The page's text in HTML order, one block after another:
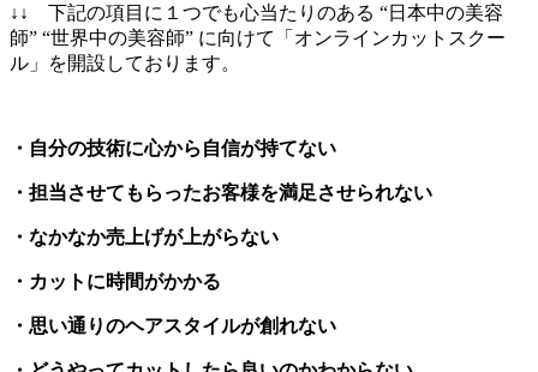
↓↓ 下記の項目に１つでも心当たりのある “日本中の美容
師” “世界中の美容師” に向けて「オンラインカットスクー
ル」を開設しております。
・自分の技術に心から自信が持てない
・担当させてもらったお客様を満足させられない
・なかなか売上げが上がらない
・カットに時間がかかる
・思い通りのヘアスタイルが創れない